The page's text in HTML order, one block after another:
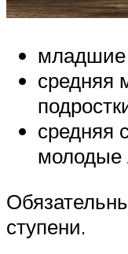
младшие
средняя
средняя
ступени.